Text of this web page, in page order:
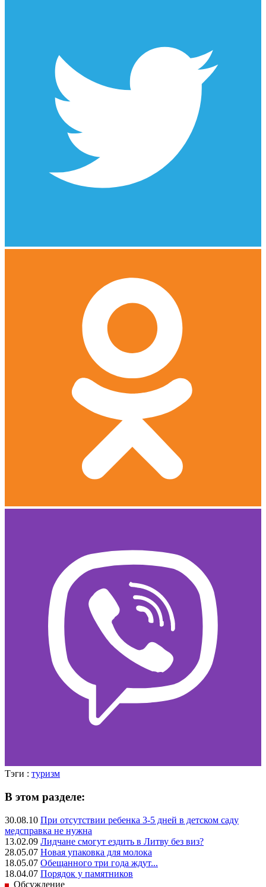
Тэги : туризм
В этом разделе:
30.08.10 При отсутствии ребенка 3-5 дней в детском саду
медсправка не нужна
13.02.09 Лидчане смогут ездить в Литву без виз?
28.05.07 Новая упаковка для молока
18.05.07 Обещанного три года ждут...
18.04.07 Порядок у памятников
Обсуждение